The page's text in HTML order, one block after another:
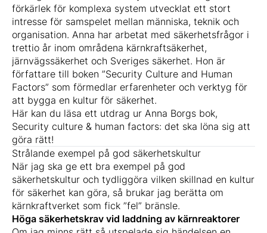
förkärlek för komplexa system utvecklat ett stort
intresse för samspelet mellan människa, teknik och
organisation. Anna har arbetat med säkerhetsfrågor i
trettio år inom områdena kärnkraftsäkerhet,
järnvägssäkerhet och Sveriges säkerhet. Hon är
författare till boken ”Security Culture and Human
Factors” som förmedlar erfarenheter och verktyg för
att bygga en kultur för säkerhet.
Här kan du läsa ett utdrag ur Anna Borgs bok,
Security culture & human factors: det ska löna sig att
göra rätt!
Strålande exempel på god säkerhetskultur
När jag ska ge ett bra exempel på god
säkerhetskultur och tydliggöra vilken skillnad en kultur
för säkerhet kan göra, så brukar jag berätta om
kärnkraftverket som fick ”fel” bränsle.
Höga säkerhetskrav vid laddning av kärnreaktorer